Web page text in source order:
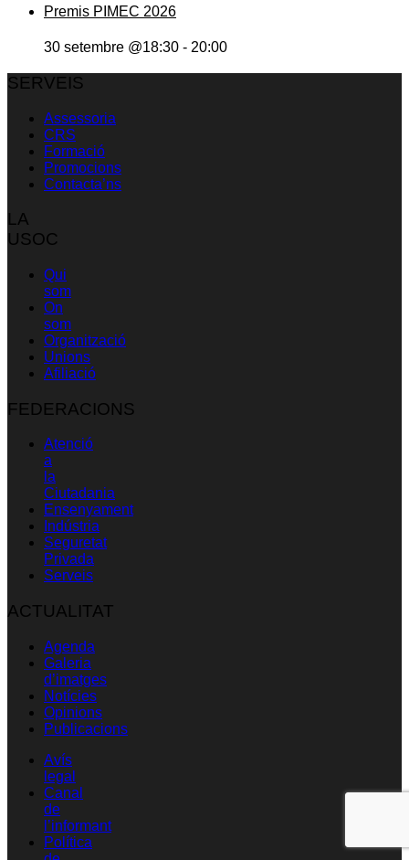
Premis PIMEC 2026
30 setembre @18:30 - 20:00
SERVEIS
Assessoria
CRS
Formació
Promocions
Contacta’ns
LA
USOC
Qui
som
On
som
Organització
Unions
Afiliació
FEDERACIONS
Atenció
a
la
Ciutadania
Ensenyament
Indústria
Seguretat
Privada
Serveis
ACTUALITAT
Agenda
Galeria
d’imatges
Notícies
Opinions
Publicacions
Avís
legal
Canal
de
l’informant
Política